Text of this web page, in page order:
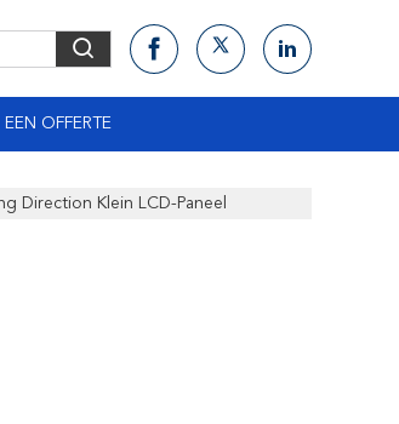
OFFERTE
Direction Klein LCD-Paneel